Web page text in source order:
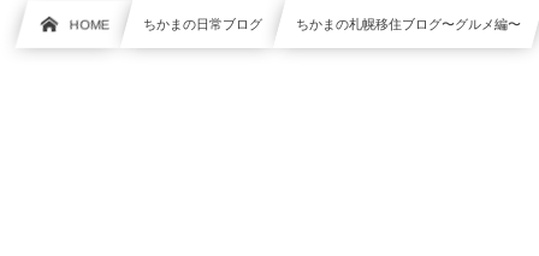
HOME ちかまの日常ブログ ちかまの札幌移住ブログ〜グルメ編〜